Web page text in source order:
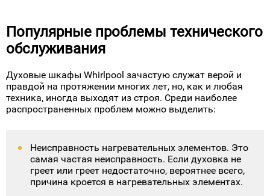
Популярные проблемы технического
обслуживания
Духовые шкафы Whirlpool зачастую служат верой и
правдой на протяжении многих лет, но, как и любая
техника, иногда выходят из строя. Среди наиболее
распространенных проблем можно выделить:
Неисправность нагревательных элементов. Это
самая частая неисправность. Если духовка не
греет или греет недостаточно, вероятнее всего,
причина кроется в нагревательных элементах.